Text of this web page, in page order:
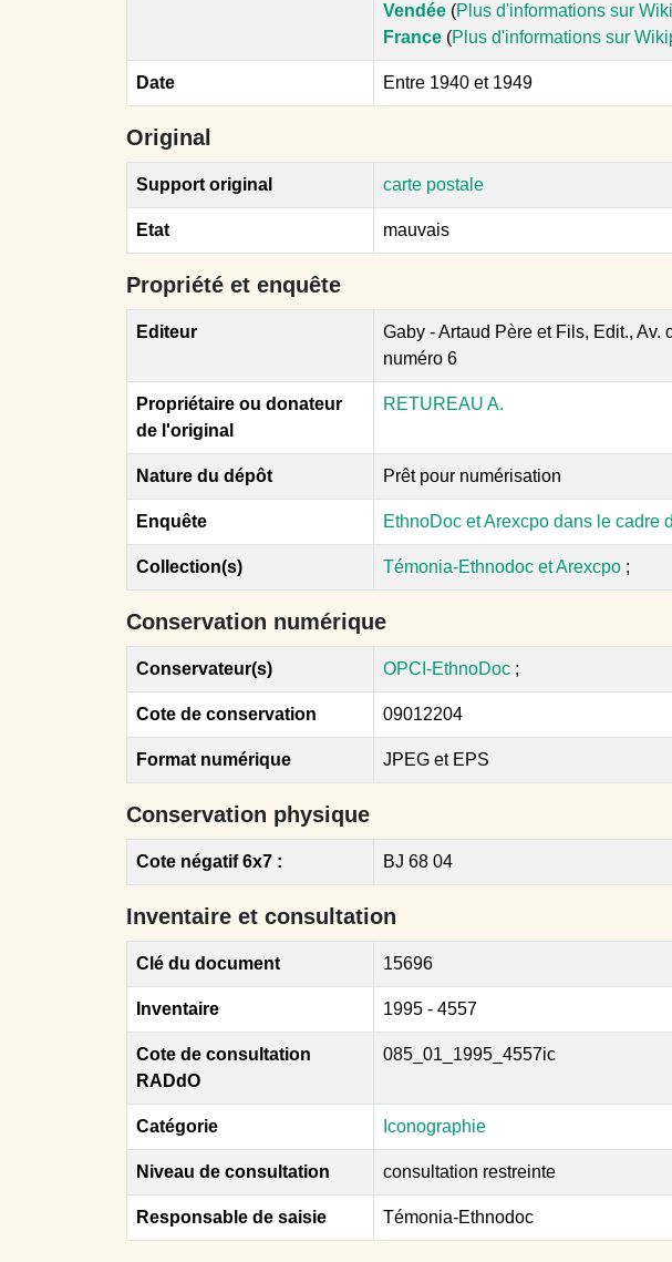
Vendée (Plus d'informations sur
France (Plus d'informations sur
Date Entre 1940 et 1949
Original
Support original carte postale
Etat mauvais
Propriété et enquête
Editeur
Gaby - Artaud Père et Fils, Edit., Av.
numéro 6
Propriétaire ou donateur
de l'original
RETUREAU A.
Nature du dépôt Prêt pour numérisation
Enquête EthnoDoc et Arexcpo dans le cadre
Collection(s) Témonia-Ethnodoc et Arexcpo ;
Conservation numérique
Conservateur(s) OPCI-EthnoDoc ;
Cote de conservation 09012204
Format numérique JPEG et EPS
Conservation physique
Cote négatif 6x7 : BJ 68 04
Inventaire et consultation
Clé du document 15696
Inventaire 1995 - 4557
Cote de consultation
RADdO
085_01_1995_4557ic
Catégorie Iconographie
Niveau de consultation consultation restreinte
Responsable de saisie Témonia-Ethnodoc